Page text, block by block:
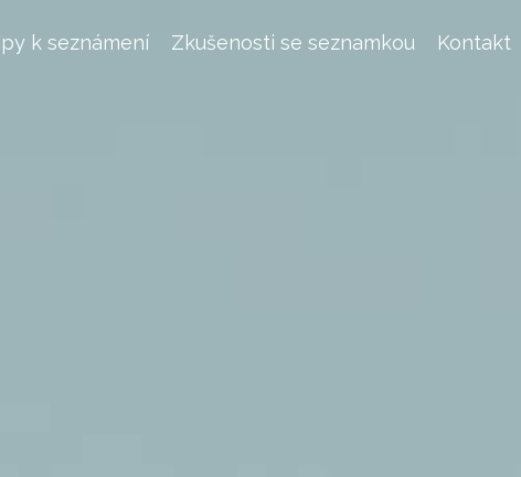
k seznámení Zkušenosti se seznamkou Kontakt